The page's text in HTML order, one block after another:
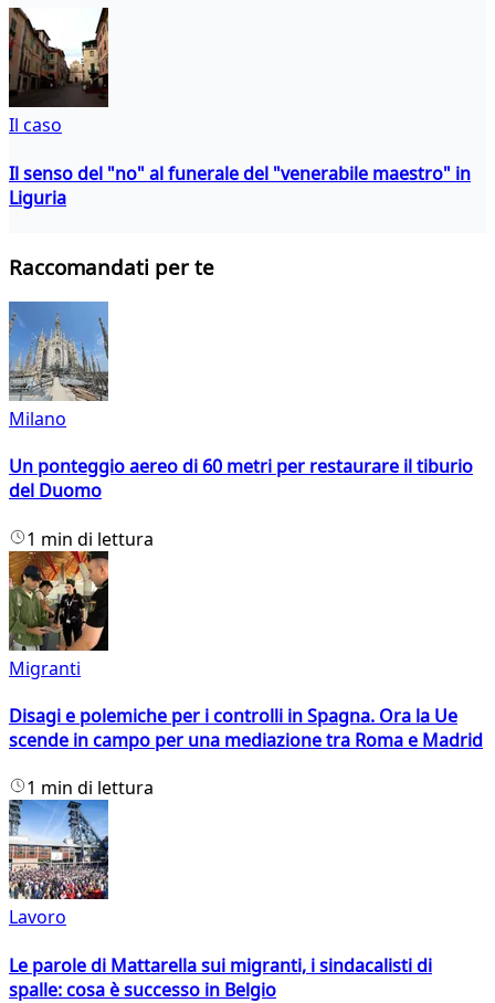
Il caso
Il senso del "no" al funerale del "venerabile maestro" in
Liguria
Raccomandati per te
Milano
Un ponteggio aereo di 60 metri per restaurare il tiburio
del Duomo
1 min di lettura
Migranti
Disagi e polemiche per i controlli in Spagna. Ora la Ue
scende in campo per una mediazione tra Roma e Madrid
1 min di lettura
Lavoro
Le parole di Mattarella sui migranti, i sindacalisti di
spalle: cosa è successo in Belgio